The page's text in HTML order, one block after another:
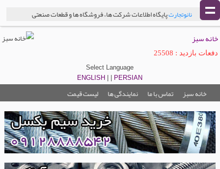
نانوتجارتپایگاه اطلاعات شرکت ها، فروشگاه ها و قطعات صنعتی
خانه سبز
دفعات بازدید : 25508
Select Language
ENGLISH
PERSIAN
خانه سبز تماس با ما نمایندگی ها لیست قیمت